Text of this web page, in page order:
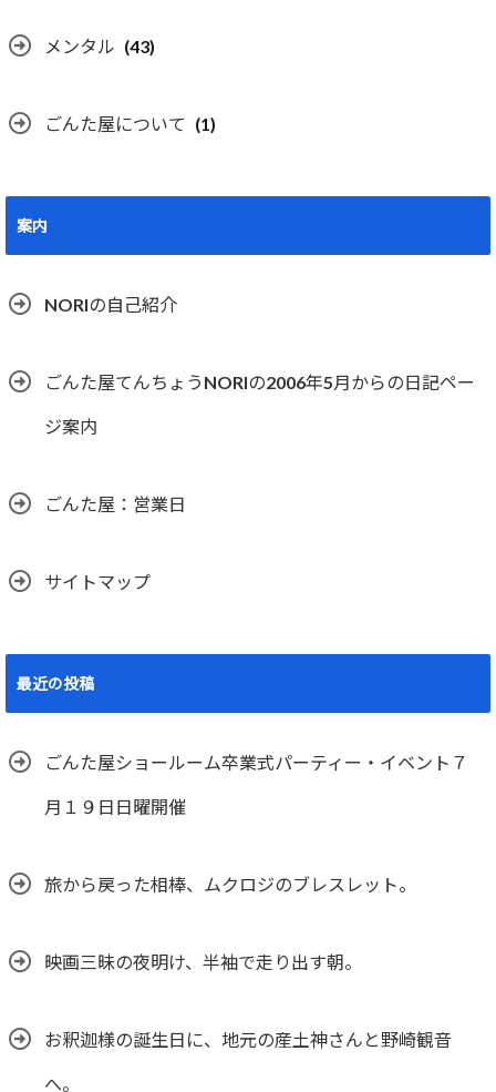
メンタル (43)
ごんた屋について (1)
案内
NORIの自己紹介
ごんた屋てんちょうNORIの2006年5月からの日記ペー
ジ案内
ごんた屋：営業日
サイトマップ
最近の投稿
ごんた屋ショールーム卒業式パーティー・イベント７
月１９日日曜開催
旅から戻った相棒、ムクロジのブレスレット。
映画三昧の夜明け、半袖で走り出す朝。
お釈迦様の誕生日に、地元の産土神さんと野崎観音
へ。